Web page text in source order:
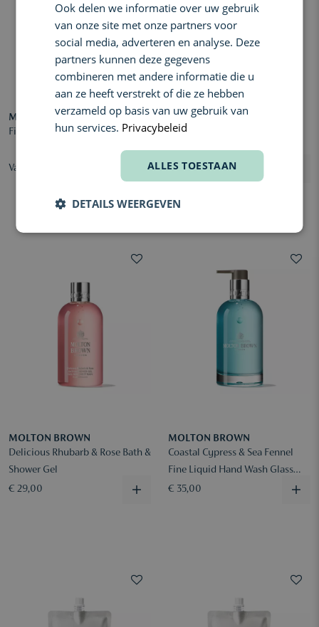
MOLTON BROWN
Fiery Pink Pepper Infinite Bottle
Vanaf € 29,00
MOLTON BROWN
Delicious Rhubarb & Rose
Infinite Bottle
€ 46,00
MOLTON BROWN
Delicious Rhubarb & Rose Bath &
Shower Gel
€ 29,00
MOLTON BROWN
Coastal Cypress & Sea Fennel
Fine Liquid Hand Wash Glass
Bottle
€ 35,00
Ook delen we informatie over uw gebruik
van onze site met onze partners voor
social media, adverteren en analyse. Deze
partners kunnen deze gegevens
combineren met andere informatie die u
aan ze heeft verstrekt of die ze hebben
verzameld op basis van uw gebruik van
hun services. Privacybeleid
ALLES TOESTAAN
DETAILS WEERGEVEN